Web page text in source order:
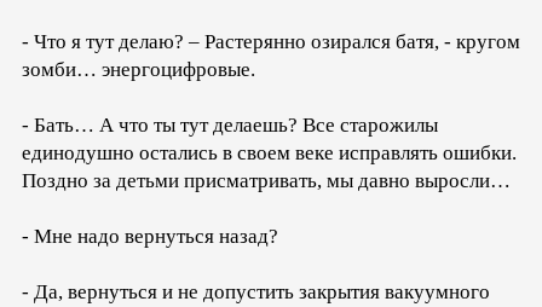
- Что я тут делаю? – Растерянно озирался батя, - кругом
зомби… энергоцифровые.
- Бать… А что ты тут делаешь? Все старожилы
единодушно остались в своем веке исправлять ошибки.
Поздно за детьми присматривать, мы давно выросли…
- Мне надо вернуться назад?
- Да, вернуться и не допустить закрытия вакуумного